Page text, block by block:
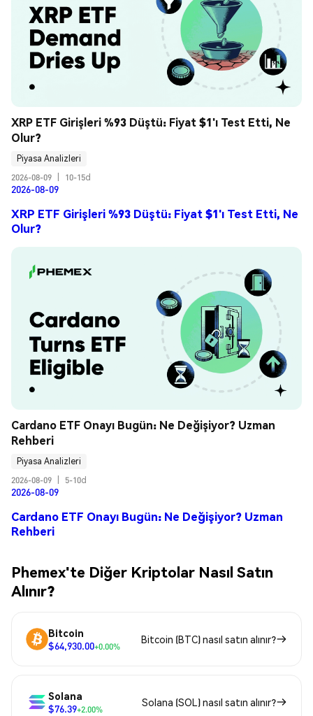
XRP ETF Girişleri %93 Düştü: Fiyat $1'ı Test Etti, Ne
Olur?
Piyasa Analizleri
2026-08-09
10-15d
2026-08-09
XRP ETF Girişleri %93 Düştü: Fiyat $1'ı Test Etti, Ne
Olur?
Cardano ETF Onayı Bugün: Ne Değişiyor? Uzman
Rehberi
Piyasa Analizleri
2026-08-09
5-10d
2026-08-09
Cardano ETF Onayı Bugün: Ne Değişiyor? Uzman
Rehberi
Phemex'te Diğer Kriptolar Nasıl Satın
Alınır?
Bitcoin
$64,930.00+0.00%
Bitcoin (BTC) nasıl satın alınır?
Solana
$76.39+2.00%
Solana (SOL) nasıl satın alınır?